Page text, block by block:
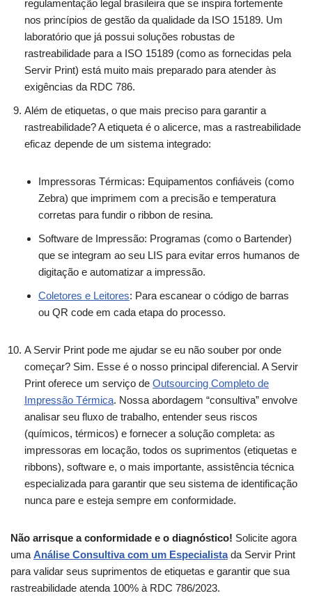
regulamentação legal brasileira que se inspira fortemente
nos princípios de gestão da qualidade da ISO 15189. Um
laboratório que já possui soluções robustas de
rastreabilidade para a ISO 15189 (como as fornecidas pela
Servir Print) está muito mais preparado para atender às
exigências da RDC 786.
Além de etiquetas, o que mais preciso para garantir a
rastreabilidade? A etiqueta é o alicerce, mas a rastreabilidade
eficaz depende de um sistema integrado:
Impressoras Térmicas: Equipamentos confiáveis (como
Zebra) que imprimem com a precisão e temperatura
corretas para fundir o ribbon de resina.
Software de Impressão: Programas (como o Bartender)
que se integram ao seu LIS para evitar erros humanos de
digitação e automatizar a impressão.
Coletores e Leitores: Para escanear o código de barras
ou QR code em cada etapa do processo.
A Servir Print pode me ajudar se eu não souber por onde
começar? Sim. Esse é o nosso principal diferencial. A Servir
Print oferece um serviço de Outsourcing Completo de
Impressão Térmica. Nossa abordagem “consultiva” envolve
analisar seu fluxo de trabalho, entender seus riscos
(químicos, térmicos) e fornecer a solução completa: as
impressoras em locação, todos os suprimentos (etiquetas e
ribbons), software e, o mais importante, assistência técnica
especializada para garantir que seu sistema de identificação
nunca pare e esteja sempre em conformidade.
Não arrisque a conformidade e o diagnóstico! Solicite agora
uma Análise Consultiva com um Especialistada Servir Print
para validar seus suprimentos de etiquetas e garantir que sua
rastreabilidade atenda 100% à RDC 786/2023.